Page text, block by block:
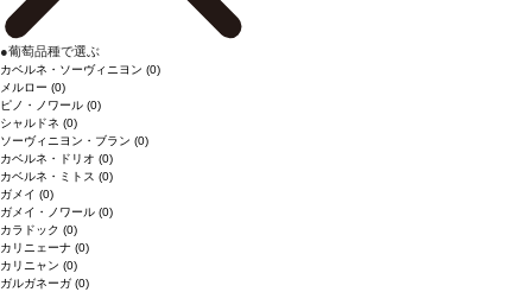
●葡萄品種で選ぶ
カベルネ・ソーヴィニヨン (0)
メルロー (0)
ピノ・ノワール (0)
シャルドネ (0)
ソーヴィニヨン・ブラン (0)
カベルネ・ドリオ (0)
カベルネ・ミトス (0)
ガメイ (0)
ガメイ・ノワール (0)
カラドック (0)
カリニェーナ (0)
カリニャン (0)
ガルガネーガ (0)